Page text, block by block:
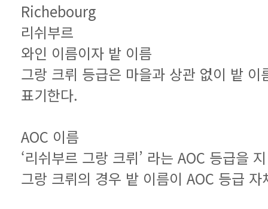
Richebourg
리쉬부르
와인 이름이자 밭 이름
표기한다.
AOC 이름
‘리쉬부르 그랑 크뤼’ 라는 AOC 등급을
그랑 크뤼의 경우 밭 이름이 AOC 등급 자